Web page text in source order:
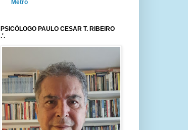
Metrô
PSICÓLOGO PAULO CESAR T. RIBEIRO
.'.